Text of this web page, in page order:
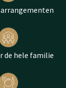
de hele familie